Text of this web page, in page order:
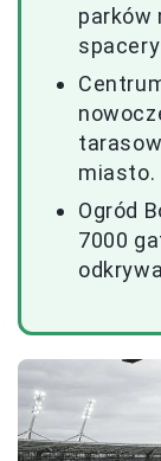
parków
miasto.
Ogród
7000